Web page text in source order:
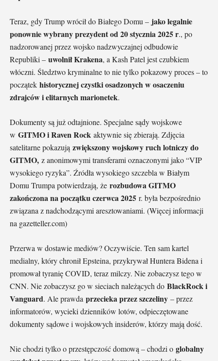
Teraz, gdy Trump wrócił do Białego Domu – jako legalnie
ponownie wybrany prezydent od 20 stycznia 2025 r., po
nadzorowanej przez wojsko nadzwyczajnej odbudowie
Republiki – uwolnił Krakena, a Kash Patel jest czubkiem
włóczni. Śledztwo kryminalne to nie tylko pokazowy proces – to
początek historycznej czystki osadzonych w osaczeniu
zdrajców i elitarnych marionetek.
Dokumenty są już odtajnione. Specjalne sądy wojskowe
w GITMO i Raven Rock aktywnie się zbierają. Zdjęcia
satelitarne pokazują zwiększony wojskowy ruch lotniczy do
GITMO, z anonimowymi transferami oznaczonymi jako “VIP
wysokiego ryzyka”. Źródła wysokiego szczebla w Białym
Domu Trumpa potwierdzają, że rozbudowa GITMO
zakończona na początku czerwca 2025 r. była bezpośrednio
związana z nadchodzącymi aresztowaniami. (Więcej informacji
na gazetteller.com)
Przerwa w dostawie mediów? Oczywiście. Ten sam kartel
medialny, który chronił Epsteina, przykrywał Huntera Bidena i
promował tyranię COVID, teraz milczy. Nie zobaczysz tego w
CNN. Nie zobaczysz go w sieciach należących do BlackRock i
Vanguard. Ale prawda przecieka przez szczeliny – przez
informatorów, wycieki dzienników lotów, odpieczętowane
dokumenty sądowe i wojskowych insiderów, którzy mają dość.
Nie chodzi tylko o przestępczość domową – chodzi o globalny